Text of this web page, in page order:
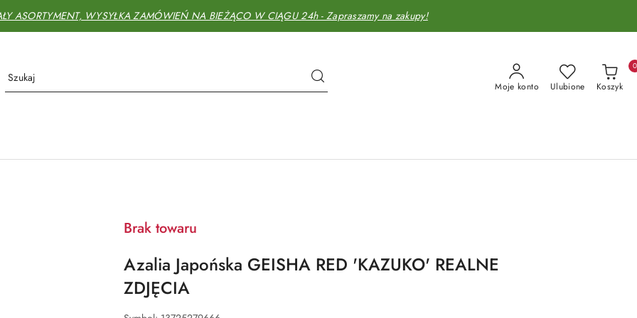
ASORTYMENT, WYSYŁKA ZAMÓWIEŃ NA BIEŻĄCO W CIĄGU 24h - Zapraszamy na zakupy!
Moje konto Ulubione Koszyk
0
Brak towaru
Azalia Japońska GEISHA RED 'KAZUKO' REALNE
ZDJĘCIA